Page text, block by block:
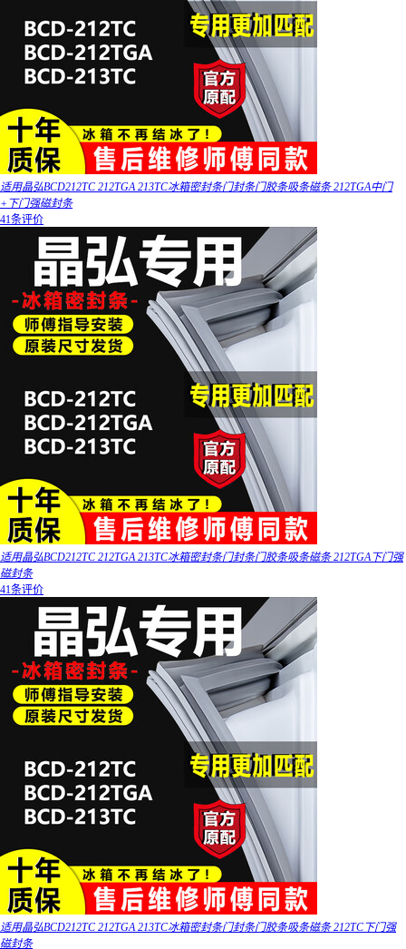
适用晶弘BCD212TC 212TGA 213TC冰箱密封条门封条门胶条吸条磁条 212TGA中门
+下门强磁封条
41条评价
适用晶弘BCD212TC 212TGA 213TC冰箱密封条门封条门胶条吸条磁条 212TGA下门强
磁封条
41条评价
适用晶弘BCD212TC 212TGA 213TC冰箱密封条门封条门胶条吸条磁条 212TC下门强
磁封条